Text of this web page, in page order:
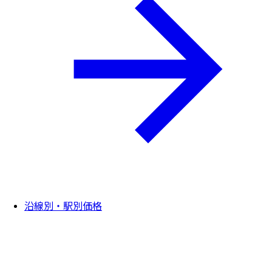
沿線別・駅別価格